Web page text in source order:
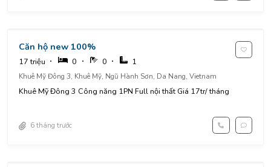
Căn hộ new 100%
17 triệu 0 0 1
Khuê Mỹ Đông 3, Khuê Mỹ, Ngũ Hành Sơn, Da Nang, Vietnam
Khuê Mỹ Đông 3 Công năng 1PN Full nội thất Giá 17tr/ tháng
6 tháng trước